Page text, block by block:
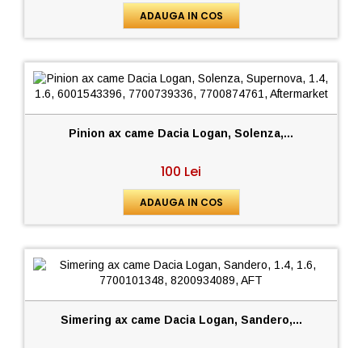
ADAUGA IN COS
Pinion ax came Dacia Logan, Solenza,...
100 Lei
ADAUGA IN COS
Simering ax came Dacia Logan, Sandero,...